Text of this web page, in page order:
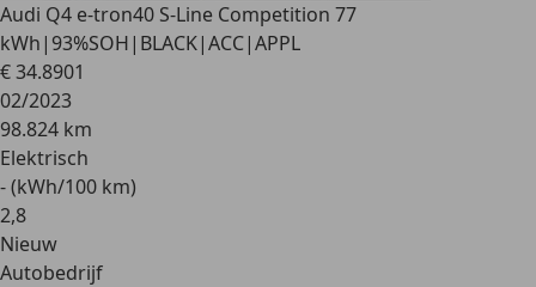
Audi Q4 e-tron40 S-Line Competition 77
kWh|93%SOH|BLACK|ACC|APPL
€ 34.8901
02/2023
98.824 km
Elektrisch
- (kWh/100 km)
2,8
Nieuw
Autobedrijf